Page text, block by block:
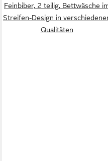
Feinbiber, 2 teilig, Bettwäsche
Streifen-Design in
Qualitäten